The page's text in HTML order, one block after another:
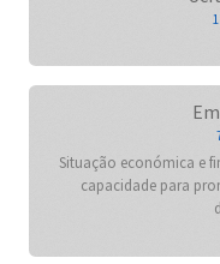
Situação económica e
capacidade para